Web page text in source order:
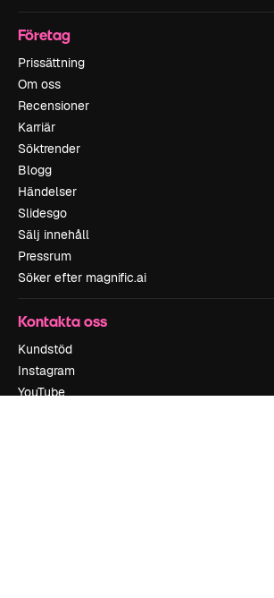
Företag
Prissättning
Om oss
Recensioner
Karriär
Söktrender
Blogg
Händelser
Slidesgo
Sälj innehåll
Pressrum
Söker efter magnific.ai
Kontakta oss
Kundstöd
Instagram
YouTube